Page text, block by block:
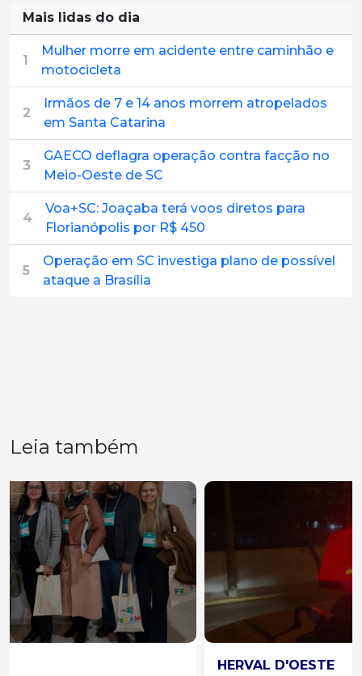
Mais lidas do dia
1
Mulher morre em acidente entre caminhão e
motocicleta
2
Irmãos de 7 e 14 anos morrem atropelados
em Santa Catarina
3
GAECO deflagra operação contra facção no
Meio-Oeste de SC
4
Voa+SC: Joaçaba terá voos diretos para
Florianópolis por R$ 450
5
Operação em SC investiga plano de possível
ataque a Brasília
Leia também